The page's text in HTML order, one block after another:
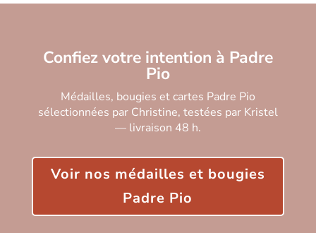
Confiez votre intention à Padre
Pio
Médailles, bougies et cartes Padre Pio
sélectionnées par Christine, testées par Kristel
— livraison 48 h.
Voir nos médailles et bougies
Padre Pio